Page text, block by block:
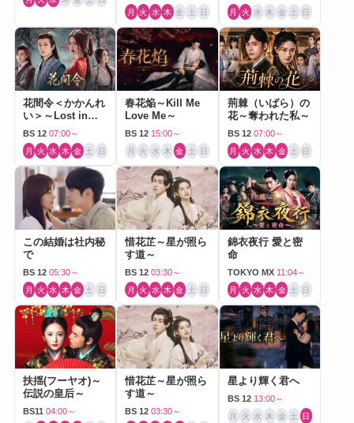
月
火 水 木 金 土 日 月 火 水 木 金 土 日
花間令＜かかんれ
い＞～Lost in
Love～
BS 12 07:00～
月 火 水 木 金 土 日
春花焔～Kill Me
Love Me～
BS 12 15:00～
月 火 水 木 金 土 日
荊棘（いばら）の
花～奪われた私～
BS 12 07:00～
月 火 水 木 金 土 日
この結婚は社内秘
で
BS 12 05:30～
月 火 水 木 金 土 日
惜花芷～星が照ら
す道～
BS 12 03:30～
月 火 水 木 金 土 日
錦衣夜行 愛と密
命
TOKYO MX 11:04～
月 火 水 木 金 土 日
扶揺(フーヤオ)～
伝説の皇后～
BS11 04:00～
惜花芷～星が照ら
す道～
BS 12 03:30～
星より輝く君へ
BS 12 13:00～
月 火 水 木 金 土 日